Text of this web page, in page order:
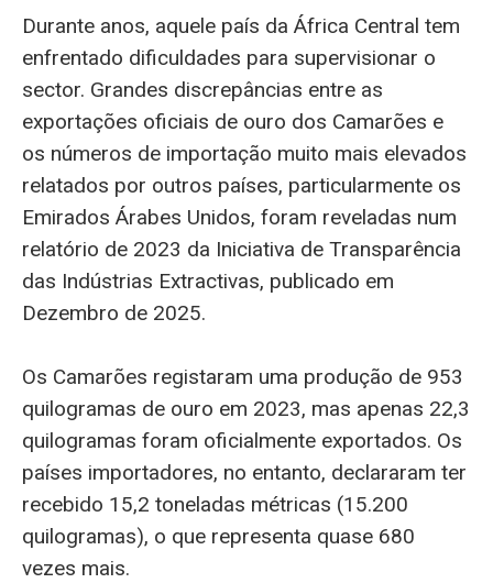
Durante anos, aquele país da África Central tem
enfrentado dificuldades para supervisionar o
sector. Grandes discrepâncias entre as
exportações oficiais de ouro dos Camarões e
os números de importação muito mais elevados
relatados por outros países, particularmente os
Emirados Árabes Unidos, foram reveladas num
relatório de 2023 da Iniciativa de Transparência
das Indústrias Extractivas, publicado em
Dezembro de 2025.
Os Camarões registaram uma produção de 953
quilogramas de ouro em 2023, mas apenas 22,3
quilogramas foram oficialmente exportados. Os
países importadores, no entanto, declararam ter
recebido 15,2 toneladas métricas (15.200
quilogramas), o que representa quase 680
vezes mais.